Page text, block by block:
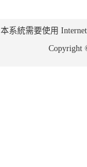
本系統需要使用
Copyright